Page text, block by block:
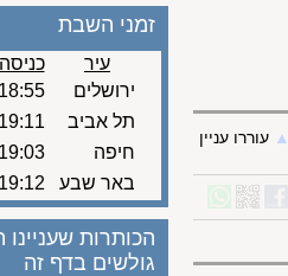
▲︎ עוררו עניין
זמני השבת
עיר כניסה
ירושלים
18:55
תל אביב
19:11
חיפה
19:03
באר שבע
19:12
הכותרות
גולשים בדף זה